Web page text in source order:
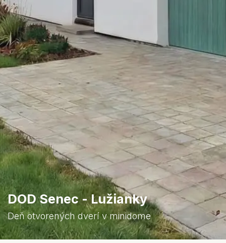
DOD Senec - Lužianky
Deň otvorených dverí v minidome